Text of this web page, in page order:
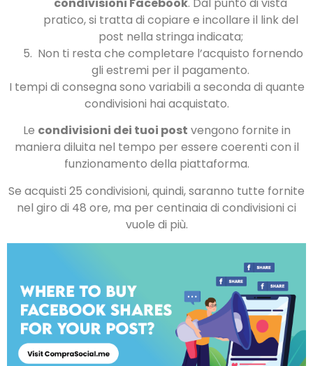
pratico, si tratta di copiare e incollare il link del
post nella stringa indicata;
Non ti resta che completare l’acquisto fornendo
gli estremi per il pagamento.
I tempi di consegna sono variabili a seconda di quante
condivisioni hai acquistato.
Le condivisioni dei tuoi post vengono fornite in
maniera diluita nel tempo per essere coerenti con il
funzionamento della piattaforma.
Se acquisti 25 condivisioni, quindi, saranno tutte fornite
nel giro di 48 ore, ma per centinaia di condivisioni ci
vuole di più.